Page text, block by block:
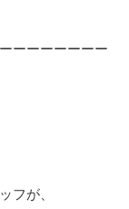
ーーーーーーー
フが、